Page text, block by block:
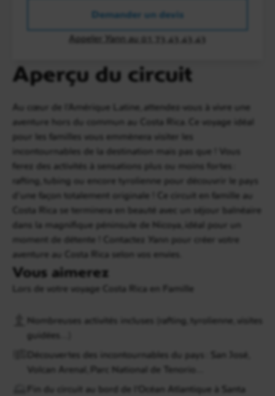
Aperçu du circuit
Au cœur de l’Amérique Latine, attendez-vous à vivre une
aventure hors du commun au Costa Rica. Ce voyage idéal
pour les familles vous emmènera visiter les
incontournables de la destination mais pas que ! Vous
ferez des activités à sensations plus ou moins fortes :
rafting, tubing ou encore tyrolienne pour découvrir le pays
d’une façon totalement originale ! Ce circuit en famille au
Costa Rica se terminera en beauté avec un séjour balnéaire
dans la magnifique péninsule de Nicoya, idéal pour un
moment de détente ! Contactez Yann pour créer votre
aventure au Costa Rica selon vos envies.
Vous aimerez
Lors de votre voyage Costa Rica en Famille
Nombreuses activités incluses (rafting, tyrolienne, visites
guidées…)
Découvertes des incontournables du pays : San José,
Volcan Arenal, Parc National de Tenorio…
Fin du circuit au bord de l’Océan Atlantique à Santa
Demander un devis
Appeler Yann au 01 73 43 43 43